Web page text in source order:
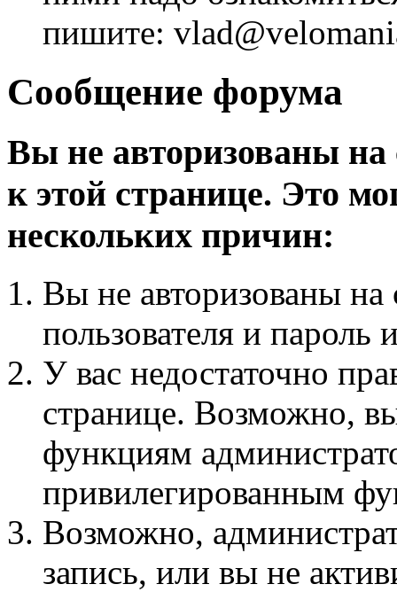
пишите:
Сообщение форума
Вы не авторизованы на
к этой странице. Это
нескольких причин:
Вы не авторизованы на
пользователя и пароль
У вас недостаточно
странице. Возможно,
функциям
привилегированным
Возможно,
запись, или вы не